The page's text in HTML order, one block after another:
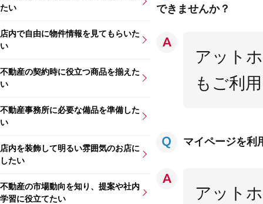
たい
店内で自由に物件情報を見てもらいた
い
不動産の契約時に役立つ商品を揃えた
い
不動産事務所に必要な備品を準備した
い
店内を装飾して明るい雰囲気のお店に
したい
不動産の市場動向を知り、提案や社内
学習に役立てたい
できませんか？
アット
もご利
マイページを利
アット